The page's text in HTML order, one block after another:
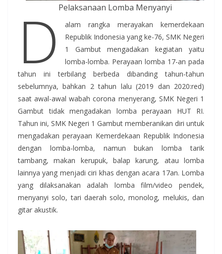
Pelaksanaan Lomba Menyanyi
D
alam rangka merayakan kemerdekaan
Republik Indonesia yang ke-76, SMK Negeri
1 Gambut mengadakan kegiatan yaitu
lomba-lomba. Perayaan lomba 17-an pada
tahun ini terbilang berbeda dibanding tahun-tahun
sebelumnya, bahkan 2 tahun lalu (2019 dan 2020:red)
saat awal-awal wabah corona menyerang, SMK Negeri 1
Gambut tidak mengadakan lomba perayaan HUT RI.
Tahun ini, SMK Negeri 1 Gambut memberanikan diri untuk
mengadakan perayaan Kemerdekaan Republik Indonesia
dengan lomba-lomba, namun bukan lomba tarik
tambang, makan kerupuk, balap karung, atau lomba
lainnya yang menjadi ciri khas dengan acara 17an. Lomba
yang dilaksanakan adalah lomba film/video pendek,
menyanyi solo, tari daerah solo, monolog, melukis, dan
gitar akustik.